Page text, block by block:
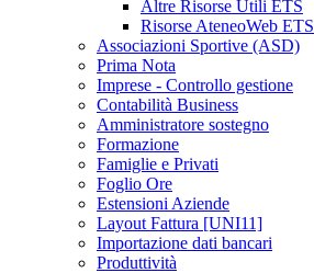
Altre Risorse Utili ETS
Risorse AteneoWeb ETS
Associazioni Sportive (ASD)
Prima Nota
Imprese - Controllo gestione
Contabilità Business
Amministratore sostegno
Formazione
Famiglie e Privati
Foglio Ore
Estensioni Aziende
Layout Fattura [UNI11]
Importazione dati bancari
Produttività